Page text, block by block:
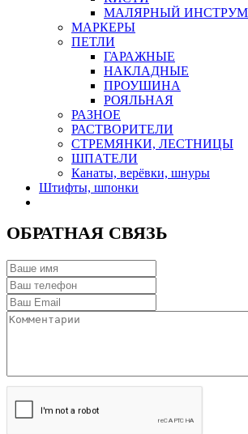
МАЛЯРНЫЙ
МАРКЕРЫ
ПЕТЛИ
ГАРАЖНЫЕ
НАКЛАДНЫЕ
ПРОУШИНА
РОЯЛЬНАЯ
РАЗНОЕ
РАСТВОРИТЕЛИ
СТРЕМЯНКИ, ЛЕСТНИЦЫ
ШПАТЕЛИ
Канаты, верёвки, шнуры
Штифты, шпонки
ОБРАТНАЯ СВЯЗЬ